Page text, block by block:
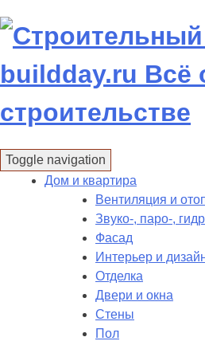
to
content
Toggle navigation
Дом и квартира
Вентиляция и
Звуко-, паро-,
Фасад
Интерьер и
Отделка
Двери и окна
Стены
Пол